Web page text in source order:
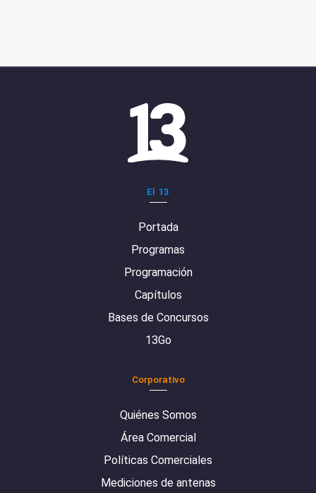
El 13
Portada
Programas
Programación
Capítulos
Bases de Concursos
13Go
Corporativo
Quiénes Somos
Área Comercial
Políticas Comerciales
Mediciones de antenas